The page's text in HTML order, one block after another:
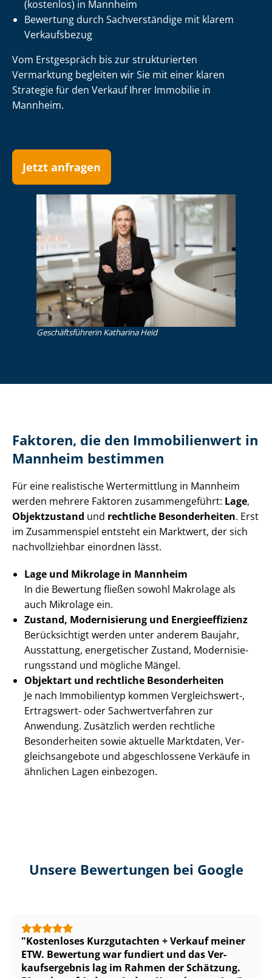
(kostenlos) in Mannheim
Bewertung durch Sachverständige mit klarem
Verkaufsbezug
Vom Erstgespräch bis zur strukturierten
Vermarktung begleiten wir Sie mit einer klaren
Strategie für den Verkauf Ihrer Immobilie in
Mannheim.
Jetzt anfragen
Ge­schäfts­füh­re­rin Katharina Heid
Faktoren, die den Immobilienwert in
Mannheim bestimmen
Für eine realistische Wertermittlung in Mannheim
werden mehrere Faktoren zusammengeführt: Lage,
Objektzustand und rechtliche Besonderheiten. Erst
im Zusammenspiel entsteht ein Marktwert, der sich
nachvollziehbar einordnen lässt.
Lage und Mikrolage in Mannheim
In die Bewertung fließen sowohl Makrolage als
auch Mikrolage ein.
Zustand, Modernisierung und En­er­gie­ef­fi­zi­enz
Berücksichtigt werden unter anderem Baujahr,
Ausstattung, energetischer Zustand, Mo­der­ni­sie­
rungs­stand und mögliche Mängel.
Objektart und rechtliche Besonderheiten
Je nach Immobilientyp kommen Vergleichswert-,
Ertragswert- oder Sach­wert­ver­fah­ren zur
Anwendung. Zusätzlich werden rechtliche
Besonderheiten sowie aktuelle Marktdaten, Ver­
gleichs­an­ge­bo­te und abgeschlossene Verkäufe in
ähnlichen Lagen einbezogen.
Unsere Bewertungen bei Google
Kostenloses Kurzgutachten + Verkauf meiner
ETW. Bewertung war fundiert und das Ver­
kaufs­er­geb­nis lag im Rahmen der Schätzung.